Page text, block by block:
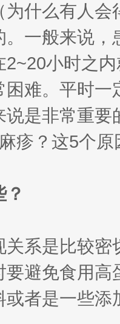
为什么有人
。一般来说
小时之
困难。平时
说是非常重要
系是比较
避免食用
者是一些